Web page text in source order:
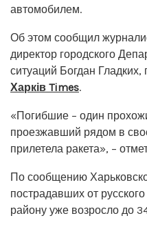
автомобилем.
Об этом сообщил
директор городского
ситуаций Богдан
Харків Times.
«Погибшие – один
проезжавший рядом в
прилетела ракета», –
По сообщению
пострадавших от
району уже возросло до